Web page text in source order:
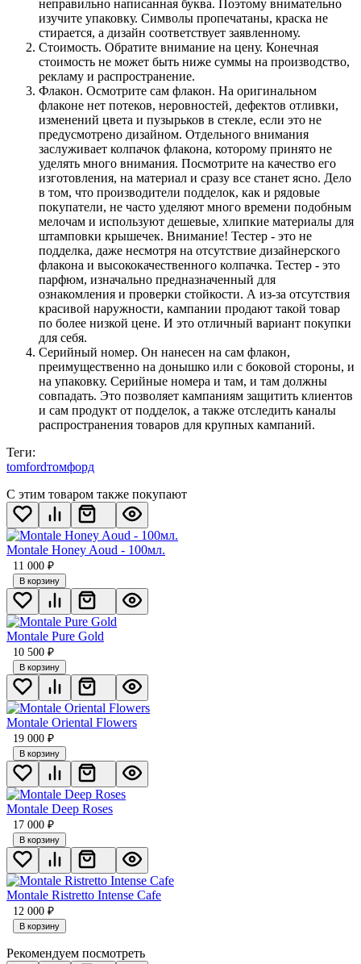
неправильно написанная буква. Поэтому внимательно
изучите упаковку. Символы пропечатаны, краска не
стирается, а дизайн соответствует заявленному.
Стоимость. Обратите внимание на цену. Конечная
стоимость не может быть ниже суммы на производство,
рекламу и распространение.
Флакон. Осмотрите сам флакон. На оригинальном
флаконе нет потеков, неровностей, дефектов отливки,
изменений цвета и пузырьков в стекле, если это не
предусмотрено дизайном. Отдельного внимания
заслуживает колпачок флакона, которому принято не
уделять много внимания. Посмотрите на качество его
изготовления, на материал и сразу все станет ясно. Дело
в том, что производители подделок, как и рядовые
покупатели, не часто уделяют много времени подобным
мелочам и используют дешевые, хлипкие материалы для
штамповки крышечек. Внимание! Тестер - это не
подделка, даже несмотря на отсутствие дизайнерского
флакона и высококачественного колпачка. Тестер - это
парфюм, изначально предназначенный для
ознакомления и проверки стойкости. А из-за отсутствия
красивой наружности, кампании продают такой товар
по более низкой цене. И это отличный вариант покупки
для себя.
Серийный номер. Он нанесен на сам флакон,
преимущественно на донышко или с боковой стороны, и
на упаковку. Серийные номера и там, и там должны
совпадать. Это позволяет кампаниям защитить клиентов
и сам продукт от подделок, а также отследить каналы
распространения товаров для крупных кампаний.
Теги:
tomfordтомфорд
С этим товаром также покупают
Montale Honey Aoud - 100мл.
11 000 ₽
В корзину
Montale Pure Gold
10 500 ₽
В корзину
Montale Oriental Flowers
19 000 ₽
В корзину
Montale Deep Roses
17 000 ₽
В корзину
Montale Ristretto Intense Cafe
12 000 ₽
В корзину
Рекомендуем посмотреть